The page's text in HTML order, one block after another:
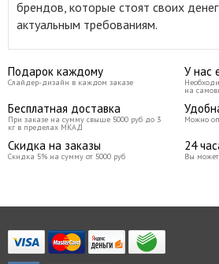
брендов, которые стоят своих
актуальным требованиям.
Подарок каждому
Слайдер-дизайн в каждом заказе
У нас
на
Бесплатная доставка
При заказе на сумму свыше 5000 руб до 3
кг в пределах МКАД
Можно
Скидка на заказы
Скидка 5% на сумму от 5000 руб
24
Вы